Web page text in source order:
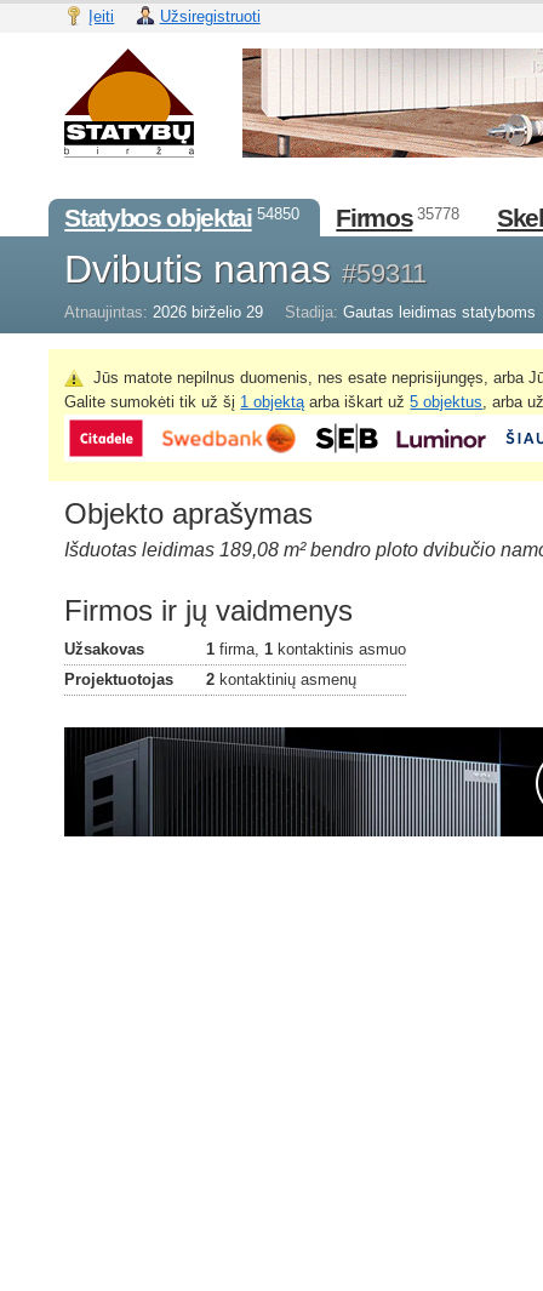
Įeiti Užsiregistruoti
Statybos objektai 54850 Firmos 35778
Dvibutis namas#59311
Atnaujintas: 2026 birželio 29 Stadija: Gautas leidimas statyboms
Jūs matote nepilnus duomenis, nes esate neprisijungęs, arba
Galite sumokėti tik už šį 1 objektą arba iškart už5 objektus , arba
Objekto aprašymas
Išduotas leidimas 189,08 m² bendro ploto dvibučio
Firmos ir jų vaidmenys
Užsakovas 1 firma, 1 kontaktinis asmuo
Projektuotojas
2 kontaktinių asmenų